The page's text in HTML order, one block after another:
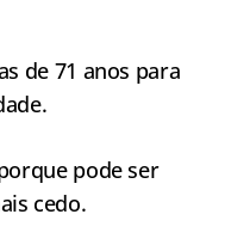
de 71 anos para
pode ser
cedo.